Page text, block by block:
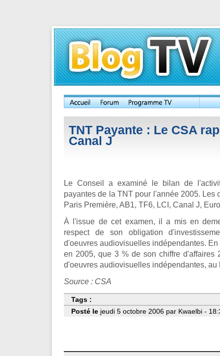
TNT Payante : Le CSA
Canal J
Le Conseil a examiné le bilan de
payantes de la TNT pour l'année 2005. Les
Paris Première, AB1, TF6, LCI, Canal J,
À l'issue de cet examen, il a mis en
respect de son obligation
d'oeuvres audiovisuelles indépendantes.
en 2005, que 3 % de son chiffre d'affaires
d'oeuvres audiovisuelles indépendantes, au
Source : CSA
Tags :
Posté le jeudi 5 octobre 2006 par Kwaelbi -